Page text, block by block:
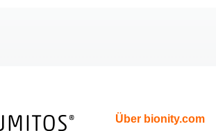
Über bionity.com